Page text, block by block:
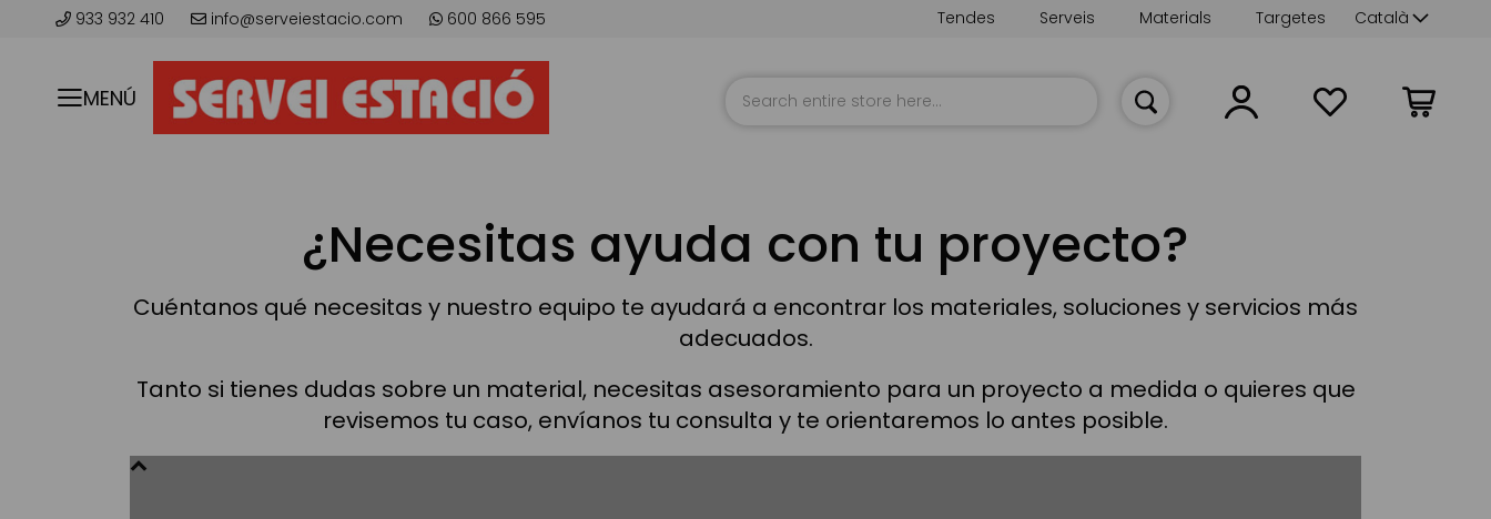
933 932 410 info@serveiestacio.com 600 866 595 Language
Català
Targetes
Materials
Serveis
Tendes
MENÚ
Content
La
¿Necesitas ayuda con tu proyecto?
Cuéntanos qué necesitas y nuestro equipo te ayudará a encontrar los materiales, soluciones y servicios más
adecuados.
Tanto si tienes dudas sobre un material, necesitas asesoramiento para un proyecto a medida o quieres que
revisemos tu caso, envíanos tu consulta y te orientaremos lo antes posible.